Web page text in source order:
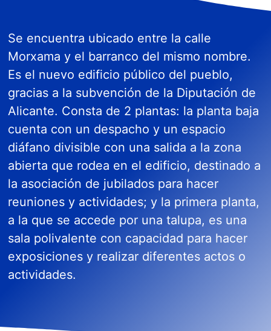
Se encuentra ubicado entre la calle
Morxama y el barranco del mismo nombre.
Es el nuevo edificio público del pueblo,
gracias a la subvención de la Diputación de
Alicante. Consta de 2 plantas: la planta baja
cuenta con un despacho y un espacio
diáfano divisible con una salida a la zona
abierta que rodea en el edificio, destinado a
la asociación de jubilados para hacer
reuniones y actividades; y la primera planta,
a la que se accede por una talupa, es una
sala polivalente con capacidad para hacer
exposiciones y realizar diferentes actos o
actividades.